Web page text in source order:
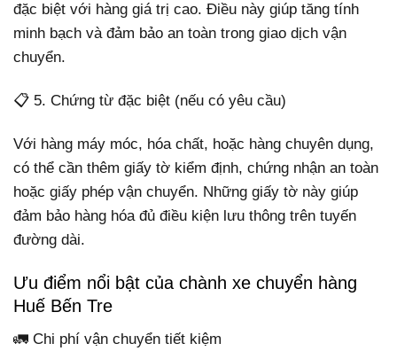
đặc biệt với hàng giá trị cao. Điều này giúp tăng tính
minh bạch và đảm bảo an toàn trong giao dịch vận
chuyển.
📋 5. Chứng từ đặc biệt (nếu có yêu cầu)
Với hàng máy móc, hóa chất, hoặc hàng chuyên dụng,
có thể cần thêm giấy tờ kiểm định, chứng nhận an toàn
hoặc giấy phép vận chuyển. Những giấy tờ này giúp
đảm bảo hàng hóa đủ điều kiện lưu thông trên tuyến
đường dài.
Ưu điểm nổi bật của chành xe chuyển hàng
Huế Bến Tre
🚛 Chi phí vận chuyển tiết kiệm